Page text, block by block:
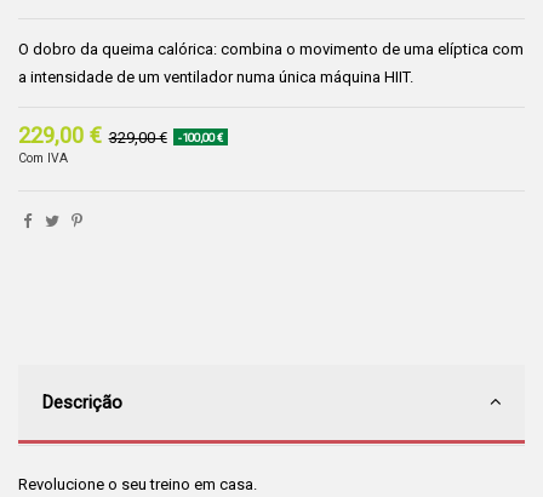
O dobro da queima calórica: combina o movimento de uma elíptica com
a intensidade de um ventilador numa única máquina HIIT.
229,00 € 329,00 € -100,00 €
Com IVA
Descrição
Revolucione o seu treino em casa.